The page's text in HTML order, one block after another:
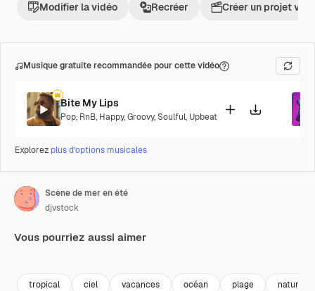
Modifier la vidéo Recréer Créer un projet
Musique gratuite recommandée pour cette vidéo
Bite My Lips
Pop, RnB, Happy,Groovy,Soulful, Upbeat
Explorez plus d’options musicales
Scène de mer en été
djvstock
Vous pourriez aussi aimer
tropical ciel vacances océan plage nature